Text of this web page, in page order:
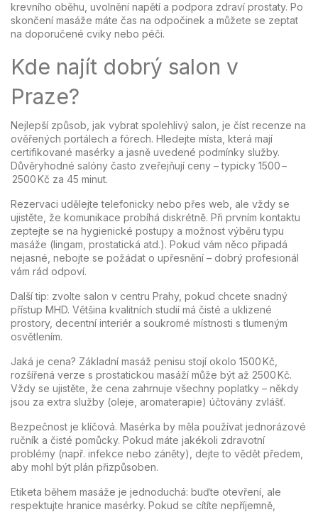
krevního oběhu, uvolnění napětí a podpora zdraví prostaty. Po
skončení masáže máte čas na odpočinek a můžete se zeptat
na doporučené cviky nebo péči.
Kde najít dobrý salon v
Praze?
Nejlepší způsob, jak vybrat spolehlivý salon, je číst recenze na
ověřených portálech a fórech. Hledejte místa, která mají
certifikované masérky a jasně uvedené podmínky služby.
Důvěryhodné salóny často zveřejňují ceny – typicky 1500 –
2500 Kč za 45 minut.
Rezervaci udělejte telefonicky nebo přes web, ale vždy se
ujistěte, že komunikace probíhá diskrétně. Při prvním kontaktu
zeptejte se na hygienické postupy a možnost výběru typu
masáže (lingam, prostatická atd.). Pokud vám něco připadá
nejasné, nebojte se požádat o upřesnění – dobrý profesionál
vám rád odpoví.
Další tip: zvolte salon v centru Prahy, pokud chcete snadný
přístup MHD. Většina kvalitních studií má čisté a uklizené
prostory, decentní interiér a soukromé místnosti s tlumeným
osvětlením.
Jaká je cena? Základní masáž penisu stojí okolo 1500 Kč,
rozšířená verze s prostatickou masáží může být až 2500 Kč.
Vždy se ujistěte, že cena zahrnuje všechny poplatky – někdy
jsou za extra služby (oleje, aromaterapie) účtovány zvlášť.
Bezpečnost je klíčová. Masérka by měla používat jednorázové
ručník a čisté pomůcky. Pokud máte jakékoli zdravotní
problémy (např. infekce nebo záněty), dejte to vědět předem,
aby mohl být plán přizpůsoben.
Etiketa během masáže je jednoduchá: buďte otevření, ale
respektujte hranice masérky. Pokud se cítíte nepříjemně,